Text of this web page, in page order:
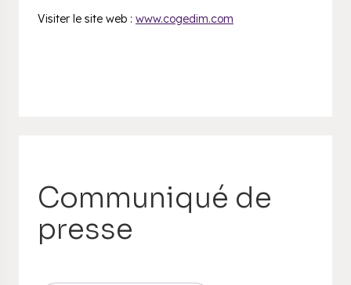
Visiter le site web : www.cogedim.com
Communiqué de
presse